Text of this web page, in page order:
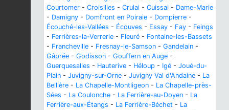
Courtomer - Croisilles - Crulai - Cuissai - Dame-Marie
- Damigny - Domfront en Poiraie - Dompierre -
Écouché-les-Vallées - Écouves - Essay - Fay - Feings
- Ferrières-la-Verrerie - Fleuré - Fontaine-les-Bassets
- Francheville - Fresnay-le-Samson - Gandelain -
Gâprée - Godisson - Gouffern en Auge -
Guerquesalles - Hauterive - Héloup - Igé - Joué-du-
Plain - Juvigny-sur-Orne - Juvigny Val d'Andaine - La
Bellière - La Chapelle-Montligeon - La Chapelle-près-
Sées - La Coulonche - La Ferrière-au-Doyen - La
Ferrière-aux-Étangs - La Ferrière-Béchet - La